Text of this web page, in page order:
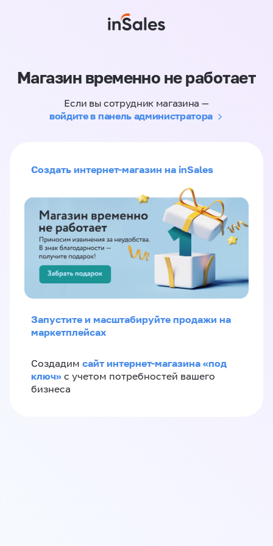
Магазин временно не работает
Если вы сотрудник магазина —
войдите в панель администратора
Создать интернет-магазин на inSales
Запустите и масштабируйте продажи на
маркетплейсах
Создадим сайт интернет-магазина «под
ключ» с учетом потребностей вашего
бизнеса